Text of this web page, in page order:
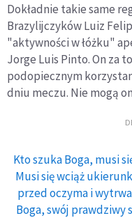
Dokładnie takie same
Brazylijczyków Luiz
"aktywności w łóżku"
Jorge Luis Pinto. On za
podopiecznym
dniu meczu. Nie mogą
Kto szuka Boga, musi
Musi się wciąż
przed oczyma i
Boga, swój prawdziwy